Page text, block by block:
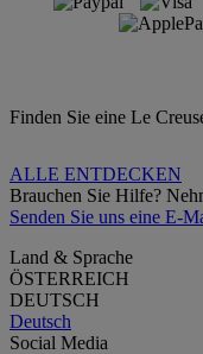
Finden Sie eine Le
ALLE ENTDECKEN
Brauchen Sie Hilfe?
Senden Sie uns eine E-
Land & Sprache
ÖSTERREICH
DEUTSCH
Deutsch
Social Media